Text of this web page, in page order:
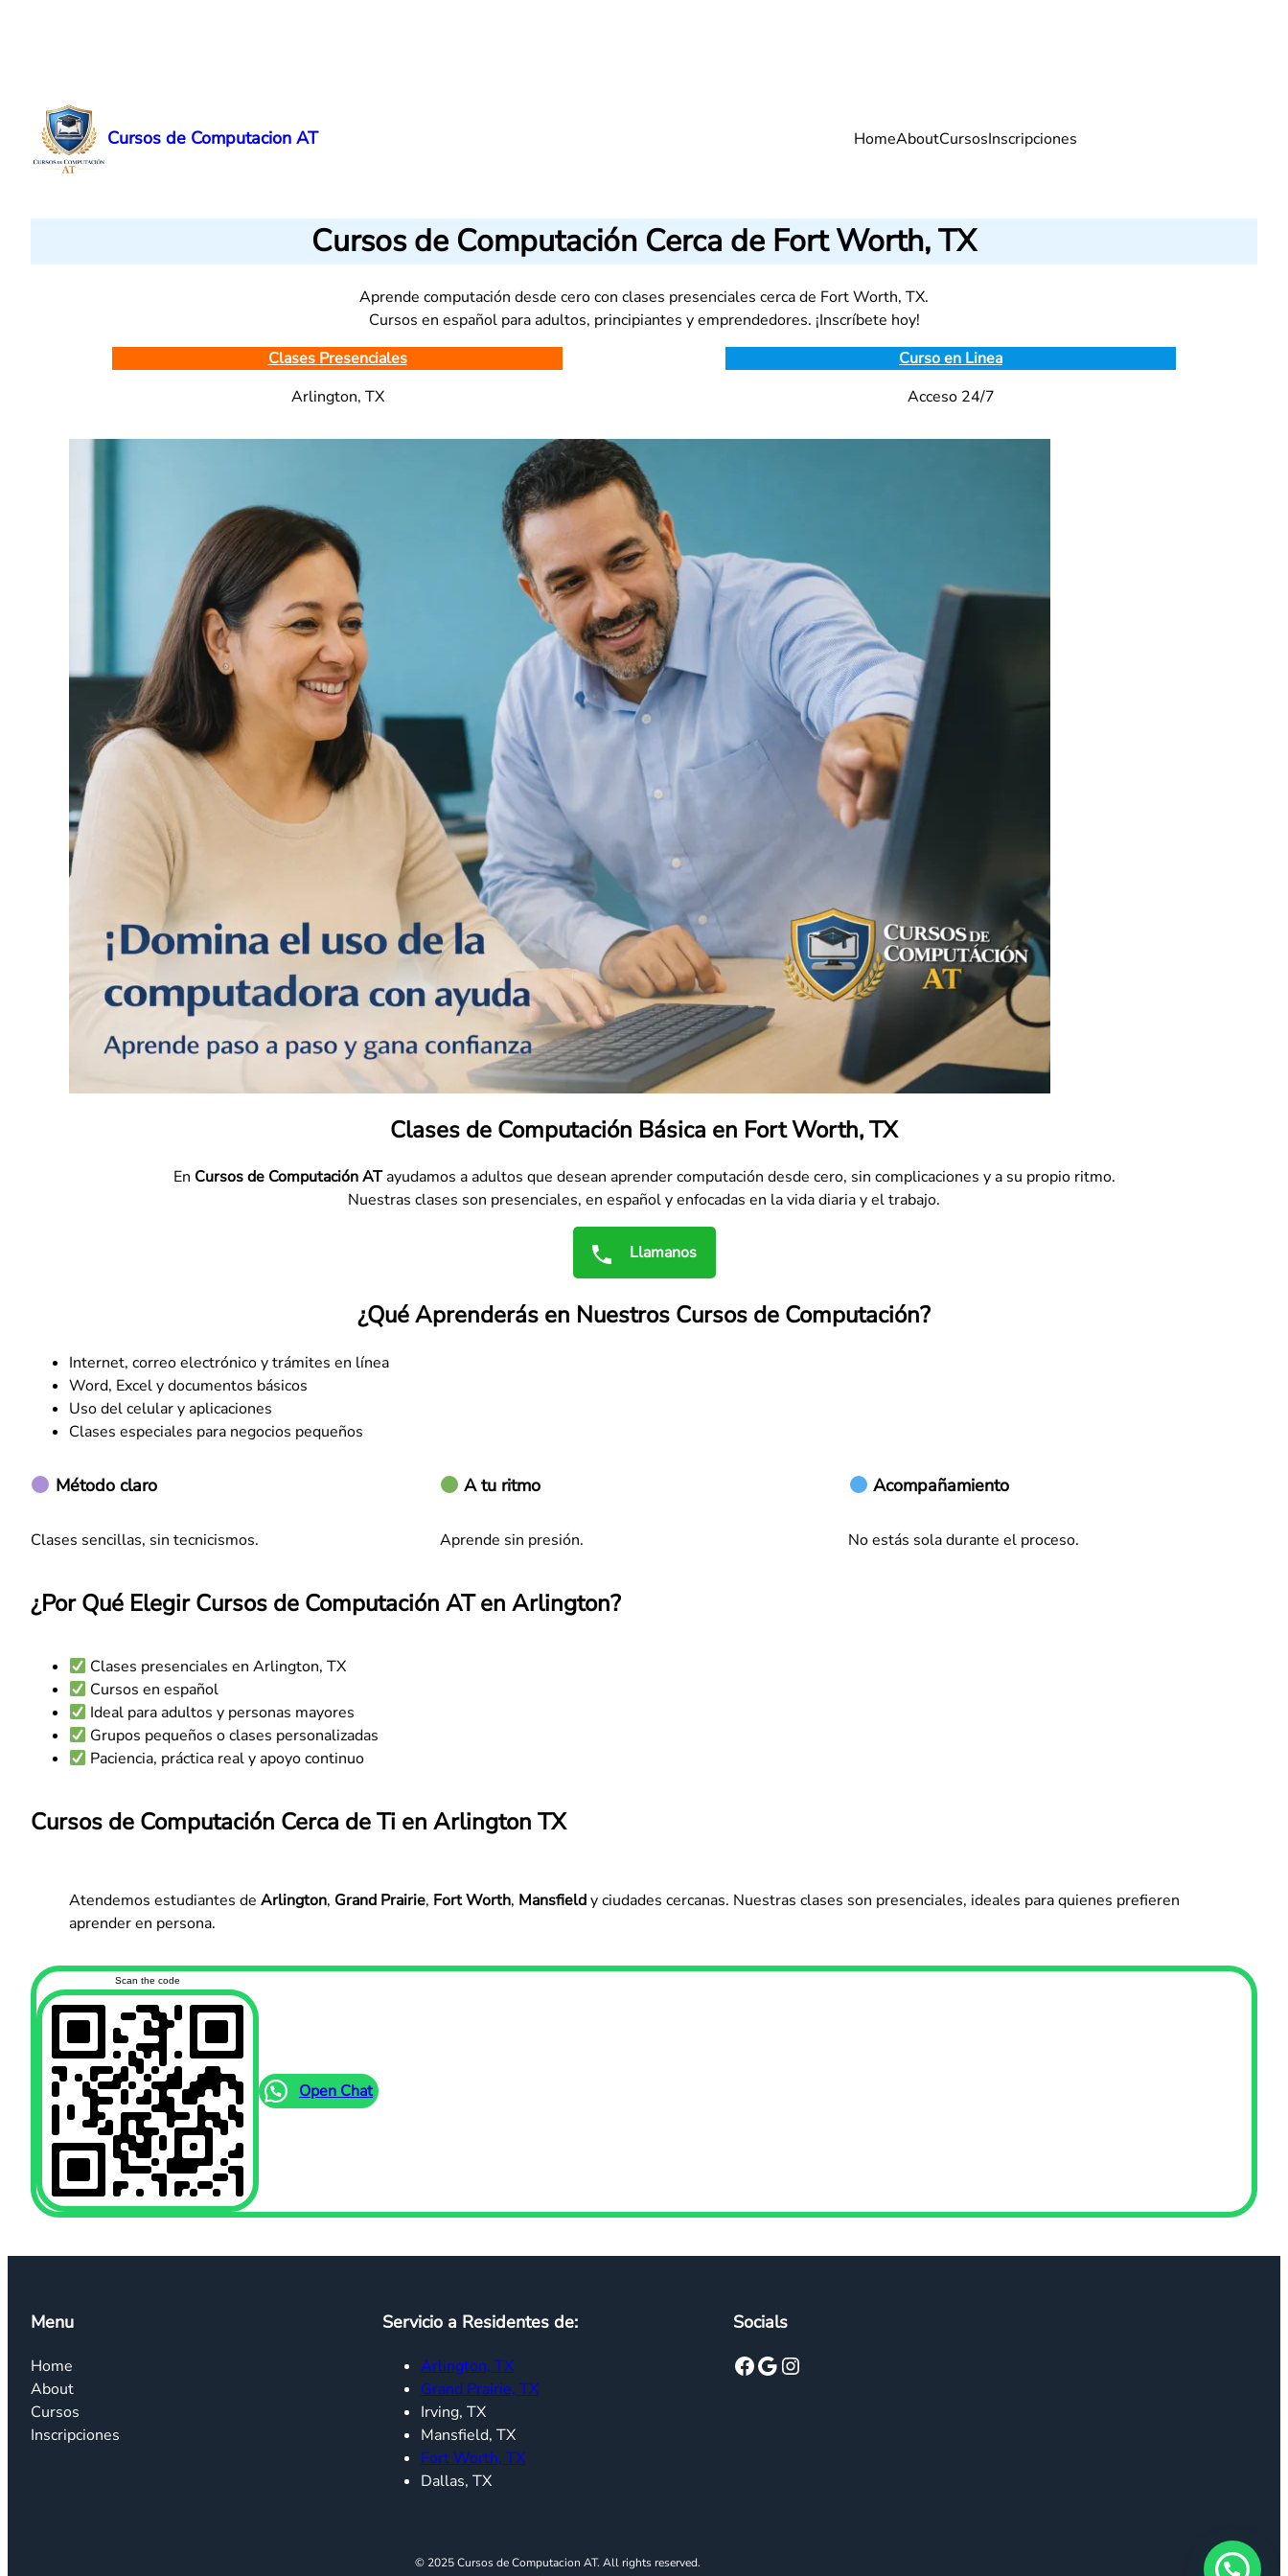
content
Cursos de Computacion AT HomeAboutCursosInscripciones
Cursos de Computación Cerca de Fort Worth, TX
Aprende computación desde cero con clases presenciales cerca de Fort Worth, TX.
Cursos en español para adultos, principiantes y emprendedores. ¡Inscríbete hoy!
Clases Presenciales
Curso en Linea
Arlington, TX
Acceso 24/7
Clases de Computación Básica en Fort Worth, TX
En Cursos de Computación ATayudamos a adultos que desean aprender computación desde cero, sin complicaciones y a su propio ritmo.
Nuestras clases son presenciales, en español y enfocadas en la vida diaria y el trabajo.
Llamanos
¿Qué Aprenderás en Nuestros Cursos de Computación?
Internet, correo electrónico y trámites en línea
Word, Excel y documentos básicos
Uso del celular y aplicaciones
Clases especiales para negocios pequeños
Método claro A tu ritmo Acompañamiento
Clases sencillas, sin tecnicismos. Aprende sin presión. No estás sola durante el proceso.
¿Por Qué Elegir Cursos de Computación AT en Arlington?
Clases presenciales en Arlington, TX
Cursos en español
Ideal para adultos y personas mayores
Grupos pequeños o clases personalizadas
Paciencia, práctica real y apoyo continuo
Cursos de Computación Cerca de Ti en Arlington TX
Atendemos estudiantes de Arlington, Grand Prairie, Fort Worth, Mansfieldy ciudades cercanas. Nuestras clases son presenciales, ideales para quienes prefieren
aprender en persona.
Scan the code
Open Chat
Menu
Home
About
Cursos
Inscripciones
Servicio a Residentes de:
Arlington, TX
Grand Prairie, TX
Irving, TX
Mansfield, TX
Fort Worth, TX
Dallas, TX
Socials
Facebook Google Instagram
© 2025 Cursos de Computacion AT. All rights reserved.